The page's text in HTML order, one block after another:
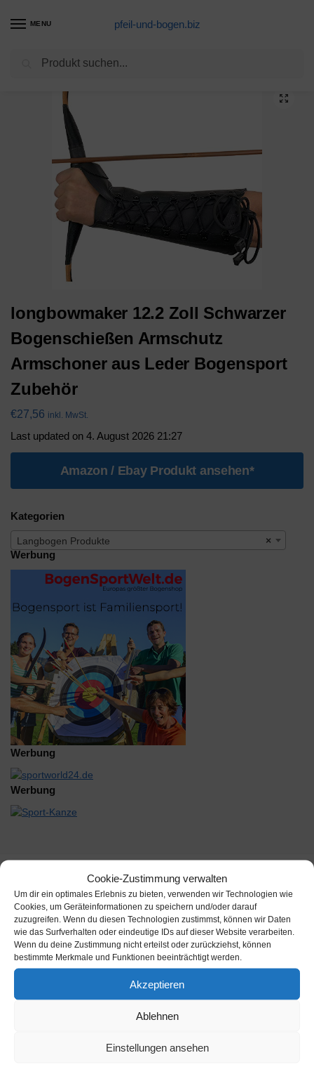
Cookie-Zustimmung verwalten
Um dir ein optimales Erlebnis zu bieten, verwenden wir Technologien wie
Cookies, um Geräteinformationen zu speichern und/oder darauf
zuzugreifen. Wenn du diesen Technologien zustimmst, können wir Daten
wie das Surfverhalten oder eindeutige IDs auf dieser Website verarbeiten.
Wenn du deine Zustimmung nicht erteilst oder zurückziehst, können
bestimmte Merkmale und Funktionen beeinträchtigt werden.
Akzeptieren
Ablehnen
Einstellungen ansehen
MENU pfeil-und-bogen.biz
Langbogen Produkte
longbowmaker 12.2 Zoll Schwarzer
Bogenschießen Armschutz
Armschoner aus Leder Bogensport
Zubehör
€27,56 inkl. MwSt.
Last updated on 4. August 2026 21:27
Amazon / Ebay Produkt ansehen*
Kategorien
×
Langbogen Produkte
Werbung
Werbung
Werbung
Zusätzliche Informationen